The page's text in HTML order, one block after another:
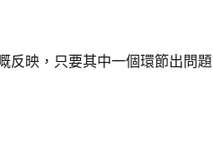
映，只要其中一個環節出問題